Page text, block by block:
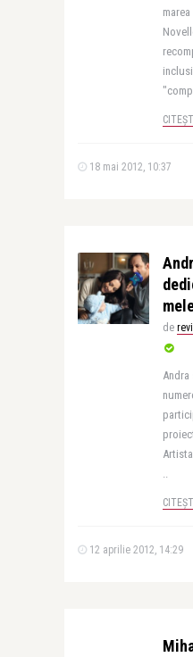
18 mai 2012, 10:37
de
Andra
..
12 aprilie 2012, 14:29